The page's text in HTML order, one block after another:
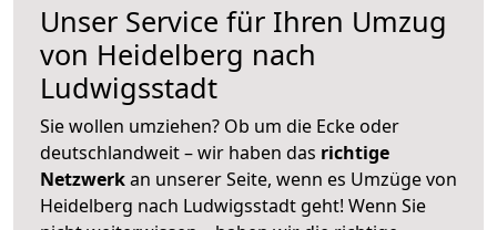
Unser Service für Ihren Umzug
von Heidelberg nach
Ludwigsstadt
Sie wollen umziehen? Ob um die Ecke oder
deutschlandweit – wir haben das richtige
Netzwerkan unserer Seite, wenn es Umzüge von
Heidelberg nach Ludwigsstadt geht! Wenn Sie